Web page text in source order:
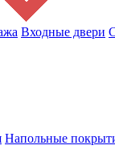
Входные двери
Напольные